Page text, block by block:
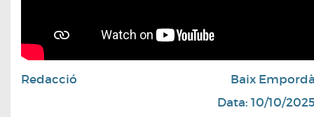
Redacció
Baix
Data: 10/10/